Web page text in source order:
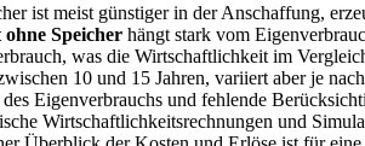
ist meist günstiger in der Anschaffung,
Speicher hängt stark vom
was die Wirtschaftlichkeit im
10 und 15 Jahren, variiert aber je
Eigenverbrauchs und fehlende
Wirtschaftlichkeitsrechnungen und